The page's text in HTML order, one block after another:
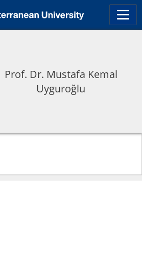
Prof. Dr. Mustafa Kemal
Uyguroğlu